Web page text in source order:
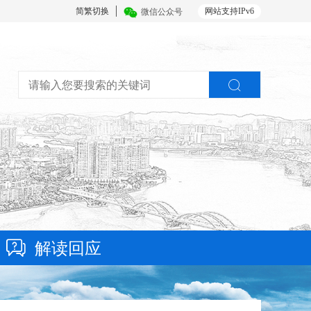
网站支持IPv6
简繁切换 微信公众号
解读回应